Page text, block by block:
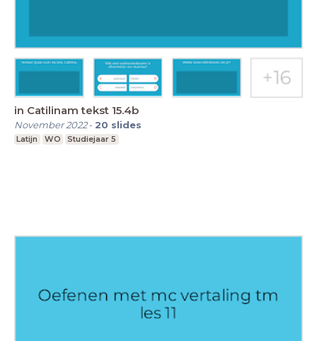
in Catilinam tekst 15.4b
November 2022- 20 slides
Latijn WO Studiejaar 5